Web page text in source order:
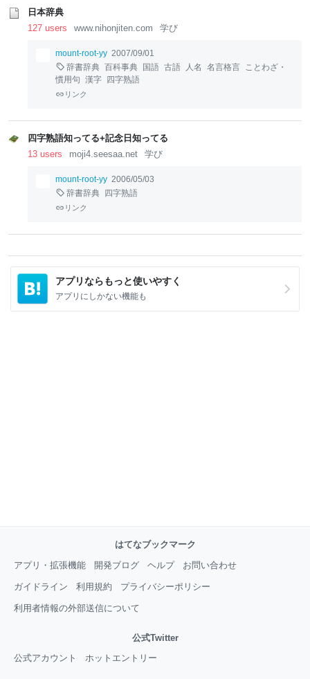
日本辞典
127 users
www.nihonjiten.com 学び
mount-root-yy 2007/09/01
辞書辞典 百科事典 国語 古語 人名 名言格言 ことわざ・
慣用句 漢字 四字熟語
リンク
四字熟語知ってる+記念日知ってる
13 users
moji4.seesaa.net 学び
mount-root-yy 2006/05/03
辞書辞典
四字熟語
リンク
アプリならもっと使いやすく
アプリにしかない機能も
はてなブックマーク
アプリ・拡張機能
開発ブログ ヘルプ お問い合わせ
ガイドライン 利用規約 プライバシーポリシー
利用者情報の外部送信について
公式Twitter
公式アカウント
ホットエントリー